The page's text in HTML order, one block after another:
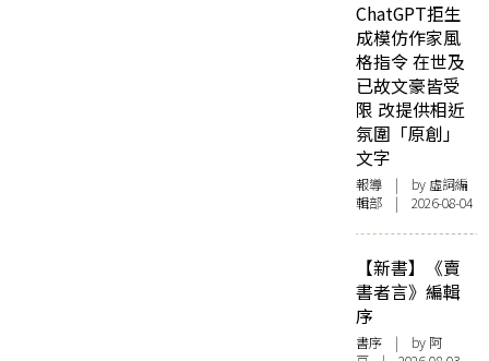
ChatGPT拒生
成模仿作家風
格指令 在世及
已故文豪皆受
限 改提供相近
氛圍「原創」
文字
報導 | by 虛詞編
輯部 | 2026-08-04
【新書】《賣
書者言》編輯
序
書序 | by 阿